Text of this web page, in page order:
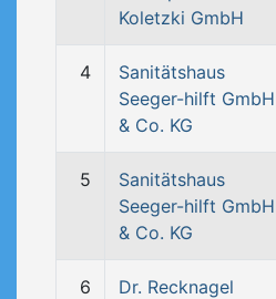
Koletzki GmbH
4
Sanitätshaus
Seeger-hilft GmbH
& Co. KG
5
Sanitätshaus
Seeger-hilft GmbH
& Co. KG
6
Dr. Recknagel